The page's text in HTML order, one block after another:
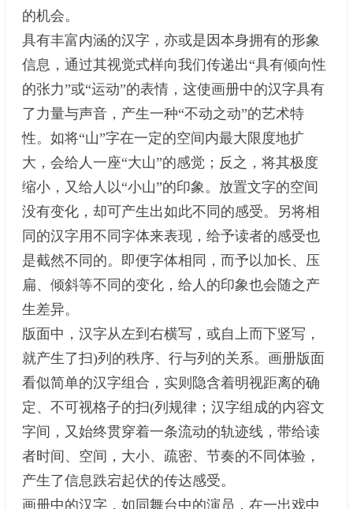
的机会。
具有丰富内涵的汉字，亦或是因本身拥有的形象
信息，通过其视觉式样向我们传递出“具有倾向性
的张力”或“运动”的表情，这使画册中的汉字具有
了力量与声音，产生一种“不动之动”的艺术特
性。如将“山”字在一定的空间内最大限度地扩
大，会给人一座“大山”的感觉；反之，将其极度
缩小，又给人以“小山”的印象。放置文字的空间
没有变化，却可产生出如此不同的感受。另将相
同的汉字用不同字体来表现，给予读者的感受也
是截然不同的。即便字体相同，而予以加长、压
扁、倾斜等不同的变化，给人的印象也会随之产
生差异。
版面中，汉字从左到右横写，或自上而下竖写，
就产生了扫)列的秩序、行与列的关系。画册版面
看似简单的汉字组合，实则隐含着明视距离的确
定、不可视格子的扫(列规律；汉字组成的内容文
字间，又始终贯穿着一条流动的轨迹线，带给读
者时间、空间，大小、疏密、节奏的不同体验，
产生了信息跌宕起伏的传达感受。
画册中的汉字，如同舞台中的演员，在一出戏中